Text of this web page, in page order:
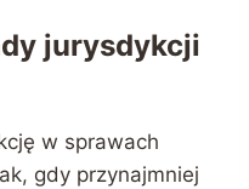
jurysdykcji
w sprawach
gdy przynajmniej